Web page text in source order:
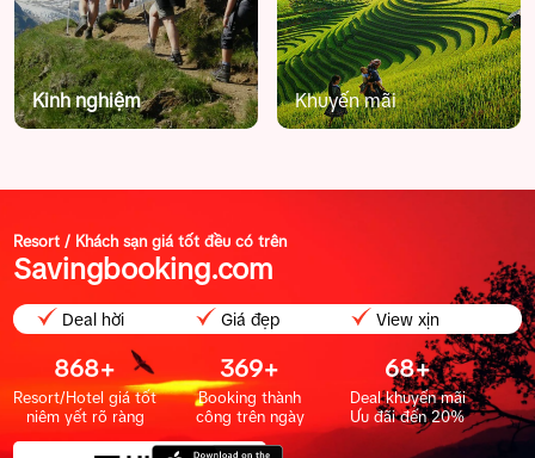
Kinh nghiệm Khuyến mãi
Resort / Khách sạn giá tốt đều có trên
Savingbooking.com
Deal hời Giá đẹp View xịn
868+
Resort/Hotel giá tốt
niêm yết rõ ràng
369+
Booking thành
công trên ngày
68+
Deal khuyến mãi
Ưu đãi đến 20%